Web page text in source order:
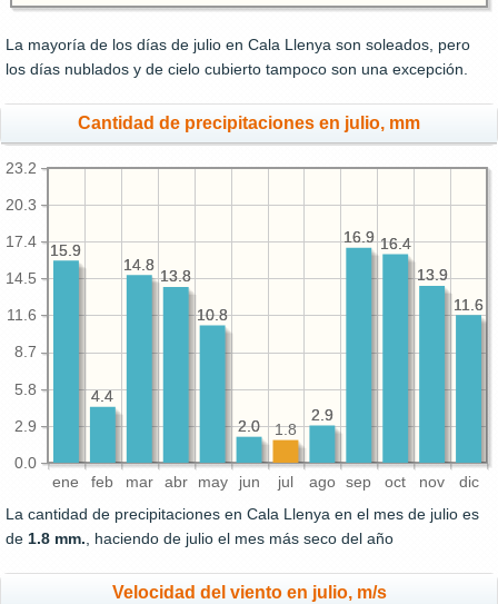
La mayoría de los días de julio en Cala Llenya son soleados, pero
los días nublados y de cielo cubierto tampoco son una excepción.
Cantidad de precipitaciones en julio, mm
ene feb mar abr may jun jul ago sep oct nov dic
0.0
2.9
5.8
8.7
11.6
14.5
17.4
20.3
23.2
11.6
13.9
16.4
16.9
2.9
2.0
10.8
13.8
14.8
4.4
15.9
11.6
13.9
16.4
16.9
2.9
1.8
2.0
10.8
13.8
14.8
4.4
15.9
La cantidad de precipitaciones en Cala Llenya en el mes de julio es
de 1.8 mm., haciendo de julio el mes más seco del año
Velocidad del viento en julio, m/s